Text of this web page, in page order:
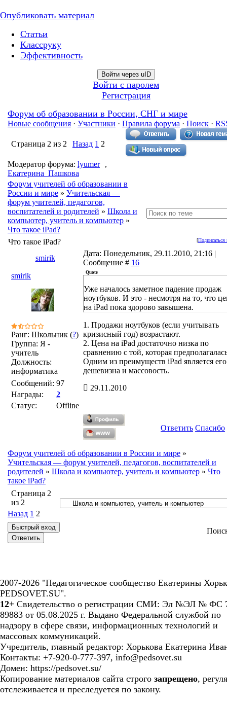
Опубликовать материал
Статьи
Классруку
Эффективность
Войти через uID
Войти с паролем
Регистрация
Форум об образовании в России, СНГ и мире
Новые сообщения · Участники · Правила форума · Поиск ·
Страница 2 из 2 Назад 1 2
Модератор форума: lyumer
,
Екатерина_Пашкова
Форум учителей об образовании в
России и мире » Учительская —
форум учителей, педагогов,
воспитателей и родителей » Школа и
компьютер, учитель и компьютер »
Что такое iPad?
[Подписаться
Что такое iPad?
smirik
Дата: Понедельник, 29.11.2010, 21:16 |
Сообщение # 16
smirik
Ранг: Школьник (?)
Группа: Я -
учитель
Должность:
информатика
Сообщений: 97
Награды:
2
Статус:
Offline
Quote
Уже началось заметное падение продаж
ноутбуков. И это - несмотря на то, что
на iPad пока здорово завышена.
1. Продажи ноутбуков (если учитывать
кризисный год) возрастают.
2. Цена на iPad достаточно низка по
сравнению с той, которая
Одним из преимуществ iPad является его
дешевизна и массовость.
29.11.2010
Ответить Спасибо
Форум учителей об образовании в России и мире »
Учительская — форум учителей, педагогов, воспитателей и
родителей » Школа и компьютер, учитель и компьютер » Что
такое iPad?
Страница 2
из 2
Назад 1 2
2007-2026 "Педагогическое сообщество Екатерины
PEDSOVET.SU".
12+ Свидетельство о регистрации СМИ: Эл №ЭЛ № ФС
89883 от 05.08.2025 г. Выдано Федеральной службой по
надзору в сфере связи, информационных технологий и
массовых коммуникаций.
Учредитель, главный редактор: Хорькова Екатерина
Контакты: +7-920-0-777-397, info@pedsovet.su
Домен: https://pedsovet.su/
Копирование материалов сайта строго запрещено,
отслеживается и преследуется по закону.